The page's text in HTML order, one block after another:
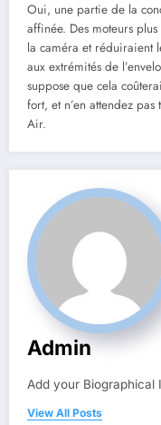
Oui, une partie de la
affinée. Des moteurs
la caméra et réduiraient
aux extrémités de
suppose que cela
fort, et n’en attendez
Air.
Admin
Add your Biographical
View All Posts